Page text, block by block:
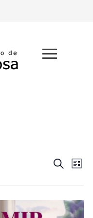
Buscar
de
Lista